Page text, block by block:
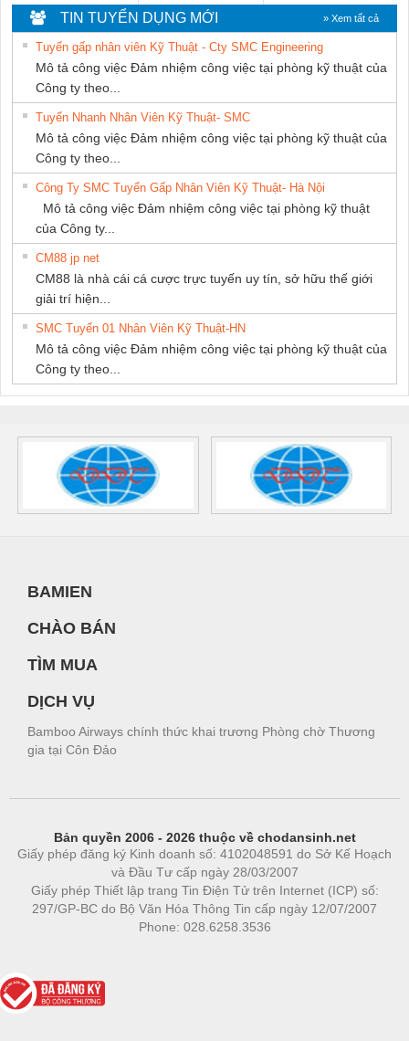
Ba Miền
CÁP ĐIỆN
THƯỢNG ĐÌNH
TIẾN HƯNG
TIN TUYỂN DỤNG MỚI » Xem tất cả
Tuyển gấp nhân viên Kỹ Thuật - Cty SMC Engineering
Mô tả công việc Đảm nhiệm công việc tại phòng kỹ thuật của
Công ty theo...
Tuyển Nhanh Nhân Viên Kỹ Thuật- SMC
Mô tả công việc Đảm nhiệm công việc tại phòng kỹ thuật của
Công ty theo...
Công Ty SMC Tuyển Gấp Nhân Viên Kỹ Thuật- Hà Nội
Mô tả công việc Đảm nhiệm công việc tại phòng kỹ thuật
của Công ty...
CM88 jp net
CM88 là nhà cái cá cược trực tuyến uy tín, sở hữu thế giới
giải trí hiện...
SMC Tuyển 01 Nhân Viên Kỹ Thuật-HN
Mô tả công việc Đảm nhiệm công việc tại phòng kỹ thuật của
Công ty theo...
BAMIEN
CHÀO BÁN
TÌM MUA
DỊCH VỤ
Bamboo Airways chính thức khai trương Phòng chờ Thương
gia tại Côn Đảo
Bản quyền 2006 - 2026 thuộc về chodansinh.net
Giấy phép đăng ký Kinh doanh số: 4102048591 do Sở Kế Hoạch
và Đầu Tư cấp ngày 28/03/2007
Giấy phép Thiết lập trang Tin Điện Tử trên Internet (ICP) số:
297/GP-BC do Bộ Văn Hóa Thông Tin cấp ngày 12/07/2007
Phone: 028.6258.3536